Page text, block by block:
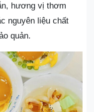
hương vị thơm
nguyên liệu chất
quản.